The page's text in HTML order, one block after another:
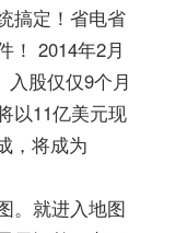
搞定！省电省
！ 2014年2月
入股仅仅9个月
以11亿美元现
，将成为
。就进入地图